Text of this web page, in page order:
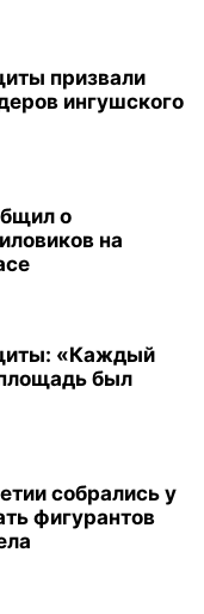
призвали
ингушского
о
на
«Каждый
был
собрались у
фигурантов